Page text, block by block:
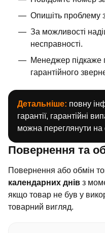
Опишіть проблему
За можливості
несправності.
Менеджер підкаже
гарантійного
Детальніше: повну
гарантії, гарантійні
можна переглянути на
Повернення та
Повернення або обмін
календарних днів з
якщо товар не був у
товарний вигляд.